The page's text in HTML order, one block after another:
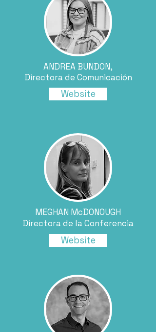
ANDREA BUNDON,
Directora de Comunicación
Website
MEGHAN McDONOUGH
Directora de la Conferencia
Website